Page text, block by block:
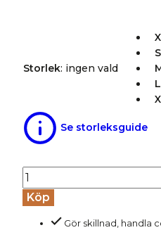
Storlek: ingen vald
S
L
Se storleksguide
Undertröja
ull/bomull
BIANCA
Köp
Gör skillnad, handla